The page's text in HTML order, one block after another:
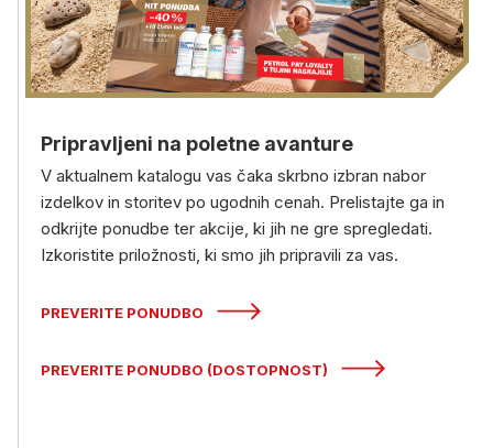
Pripravljeni na poletne avanture
V aktualnem katalogu vas čaka skrbno izbran nabor
izdelkov in storitev po ugodnih cenah. Prelistajte ga in
odkrijte ponudbe ter akcije, ki jih ne gre spregledati.
Izkoristite priložnosti, ki smo jih pripravili za vas.
PREVERITE PONUDBO
PREVERITE PONUDBO (DOSTOPNOST)